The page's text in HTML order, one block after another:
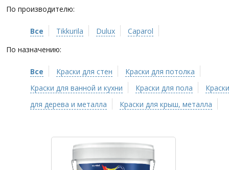
По производителю:
Все Tikkurila Dulux
Caparol
По назначению:
Все Краски для стен
Краски для потолка
Краски для ванной и кухни
Краски для пола
Краски
для дерева и металла
Краски для крыш, металла